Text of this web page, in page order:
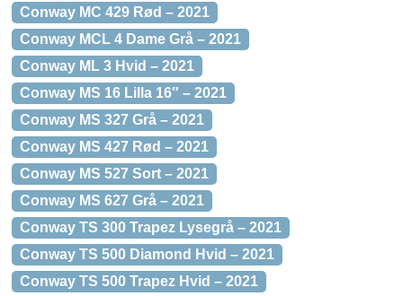
Conway MC 429 Rød – 2021
Conway MCL 4 Dame Grå – 2021
Conway ML 3 Hvid – 2021
Conway MS 16 Lilla 16″ – 2021
Conway MS 327 Grå – 2021
Conway MS 427 Rød – 2021
Conway MS 527 Sort – 2021
Conway MS 627 Grå – 2021
Conway TS 300 Trapez Lysegrå – 2021
Conway TS 500 Diamond Hvid – 2021
Conway TS 500 Trapez Hvid – 2021